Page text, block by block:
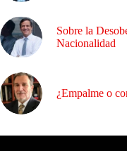
Sobre la
Nacionalidad
¿Empalme o